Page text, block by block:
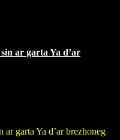
ar garta Ya d’ar
garta Ya d’ar brezhoneg